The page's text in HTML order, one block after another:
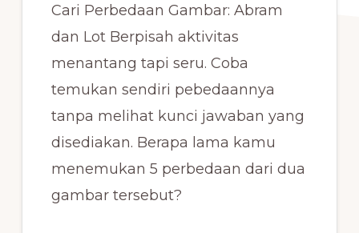
Cari Perbedaan Gambar: Abram
dan Lot Berpisah aktivitas
menantang tapi seru. Coba
temukan sendiri pebedaannya
tanpa melihat kunci jawaban yang
disediakan. Berapa lama kamu
menemukan 5 perbedaan dari dua
gambar tersebut?